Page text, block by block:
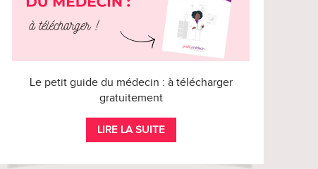
Le petit guide du médecin : à télécharger
gratuitement
LIRE LA SUITE